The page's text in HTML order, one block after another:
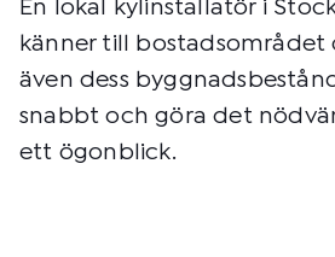
En lokal kylinstallatör i
känner till bostadsområdet
även dess
snabbt och göra det
ett ögonblick.